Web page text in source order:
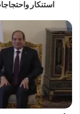
استنكار